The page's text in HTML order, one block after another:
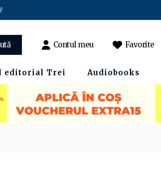
Contul meu Favorite
editorial Trei Audiobooks